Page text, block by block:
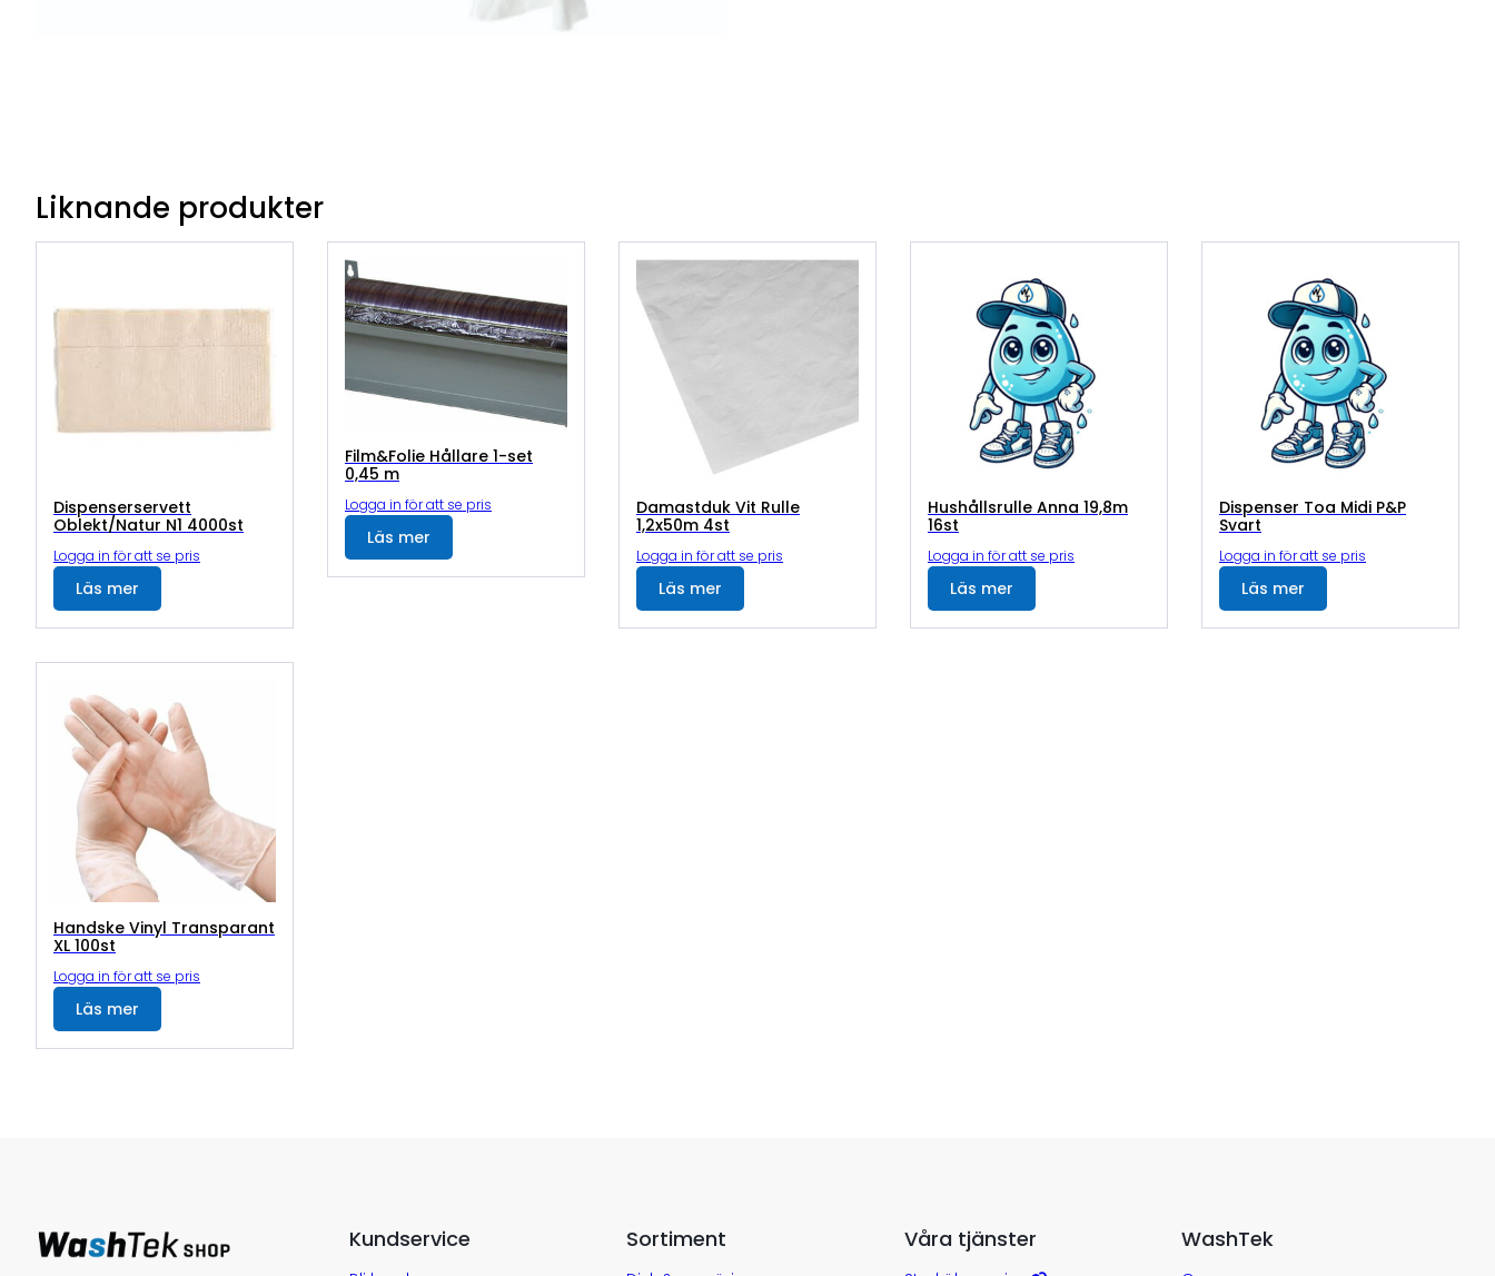
Liknande produkter
Dispenserservett
Oblekt/Natur N1 4000st
Logga in för att se pris
Läs mer
Film&Folie Hållare 1-set
0,45 m
Logga in för att se pris
Läs mer
Damastduk Vit Rulle
1,2x50m 4st
Logga in för att se pris
Läs mer
Hushållsrulle Anna 19,8m
16st
Logga in för att se pris
Läs mer
Dispenser Toa Midi P&P
Svart
Logga in för att se pris
Läs mer
Handske Vinyl Transparant
XL 100st
Logga in för att se pris
Läs mer
Kundservice Sortiment Våra tjänster WashTek